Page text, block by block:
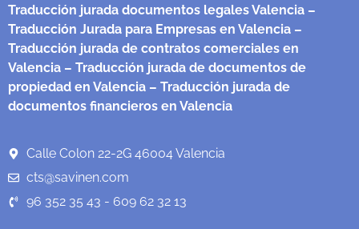
Traducción jurada documentos legales Valencia –
Traducción Jurada para Empresas en Valencia –
Traducción jurada de contratos comerciales en
Valencia – Traducción jurada de documentos de
propiedad en Valencia – Traducción jurada de
documentos financieros en Valencia
Calle Colon 22-2G 46004 Valencia
cts@savinen.com
96 352 35 43 - 609 62 32 13